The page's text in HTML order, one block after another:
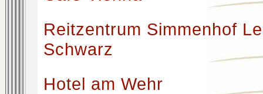
Reitzentrum Simmenhof
Schwarz
Hotel am Wehr